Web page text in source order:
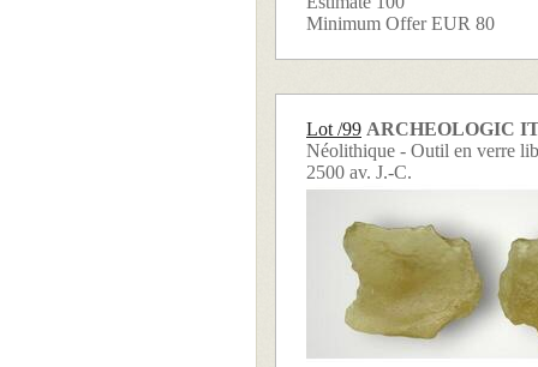
Minimum Offer EUR 80
Lot /99 ARCHEOLOGIC
Néolithique - Outil en verre
2500 av. J.-C.